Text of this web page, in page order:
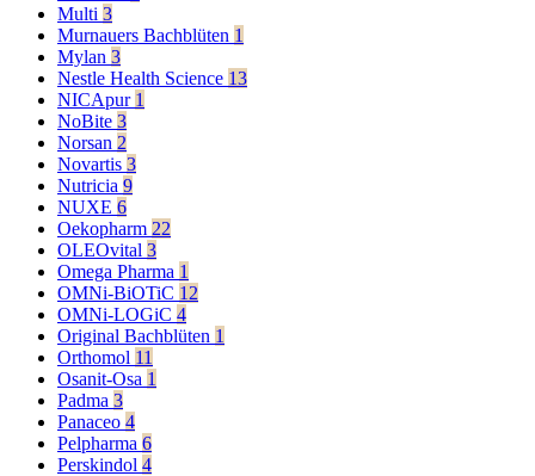
Multi 3
Murnauers Bachblüten 1
Mylan 3
Nestle Health Science 13
NICApur 1
NoBite 3
Norsan 2
Novartis 3
Nutricia 9
NUXE 6
Oekopharm 22
OLEOvital 3
Omega Pharma 1
OMNi-BiOTiC 12
OMNi-LOGiC 4
Original Bachblüten 1
Orthomol 11
Osanit-Osa 1
Padma 3
Panaceo 4
Pelpharma 6
Perskindol 4